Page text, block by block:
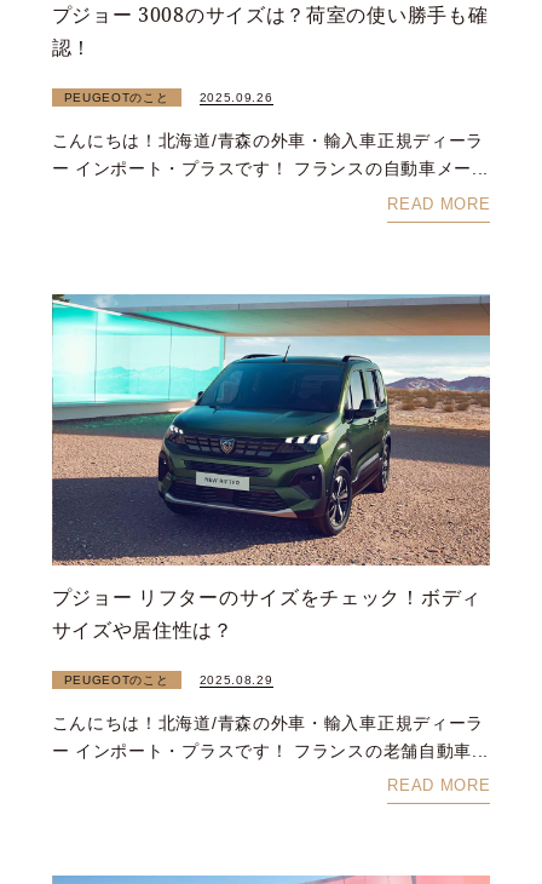
プジョー 3008のサイズは？荷室の使い勝手も確
認！
PEUGEOTのこと 2025.09.26
こんにちは！北海道/青森の外車・輸入車正規ディーラ
ー インポート・プラスです！ フランスの自動車メー...
READ MORE
プジョー リフターのサイズをチェック！ボディ
サイズや居住性は？
PEUGEOTのこと 2025.08.29
こんにちは！北海道/青森の外車・輸入車正規ディーラ
ー インポート・プラスです！ フランスの老舗自動車...
READ MORE